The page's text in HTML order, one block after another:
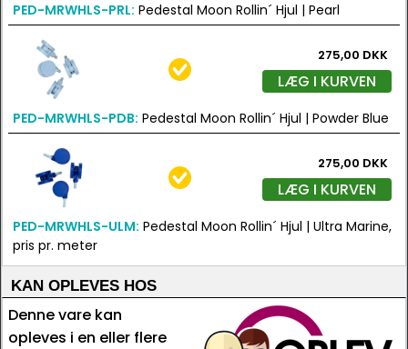
PED-MRWHLS-PRL: Pedestal Moon Rollin´ Hjul | Pearl
275,00 DKK
LÆG I KURVEN
PED-MRWHLS-PDB: Pedestal Moon Rollin´ Hjul | Powder Blue
275,00 DKK
LÆG I KURVEN
PED-MRWHLS-ULM: Pedestal Moon Rollin´ Hjul | Ultra Marine,
pris pr. meter
KAN OPLEVES HOS
Denne vare kan
opleves i en eller flere